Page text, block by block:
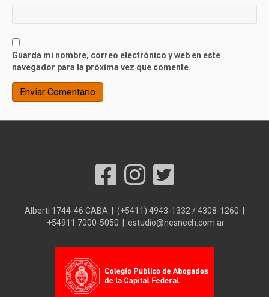
Guarda mi nombre, correo electrónico y web en este
navegador para la próxima vez que comente.
Alberti 1744-46 CABA | (+5411) 4943-1332 / 4308-1260 |
+54911 7000-5050 | estudio@nesnech.com.ar